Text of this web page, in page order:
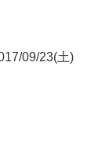
09/23(土)